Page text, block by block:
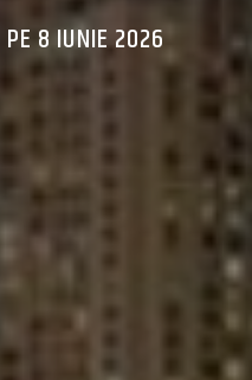
PE 8 IUNIE 2026